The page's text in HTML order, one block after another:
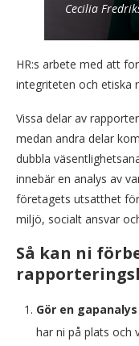
Cecilia
HR:s arbete med att
integriteten och etiska
Vissa delar av
medan andra delar
dubbla
innebär en analys av
företagets utsatthet
miljö, socialt ansvar
Så kan ni
Gör en gapanalys
har ni på plats och